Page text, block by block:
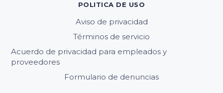
POLITICA DE USO
Aviso de privacidad
Términos de servicio
Acuerdo de privacidad para empleados y
proveedores
Formulario de denuncias